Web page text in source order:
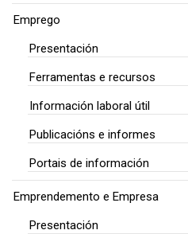
Emprego
Presentación
Ferramentas e recursos
Información laboral útil
Publicacións e informes
Portais de información
Emprendemento e Empresa
Presentación